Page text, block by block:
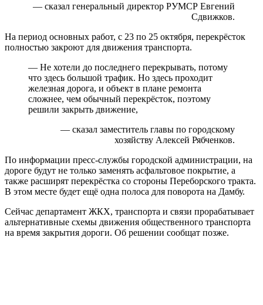
— сказал генеральный директор РУМСР Евгений
Сдвижков.
На период основных работ, с 23 по 25 октября, перекрёсток
полностью закроют для движения транспорта.
— Не хотели до последнего перекрывать, потому
что здесь большой трафик. Но здесь проходит
железная дорога, и объект в плане ремонта
сложнее, чем обычный перекрёсток, поэтому
решили закрыть движение,
— сказал заместитель главы по городскому
хозяйству Алексей Рябченков.
По информации пресс-службы городской администрации, на
дороге будут не только заменять асфальтовое покрытие, а
также расширят перекрёстка со стороны Переборского тракта.
В этом месте будет ещё одна полоса для поворота на Дамбу.
Сейчас департамент ЖКХ, транспорта и связи прорабатывает
альтернативные схемы движения общественного транспорта
на время закрытия дороги. Об решении сообщат позже.